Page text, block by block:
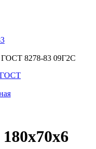
8278-83 09Г2С
ГОСТ